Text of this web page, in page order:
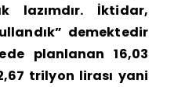
lazımdır. İktidar,
demektedir
planlanan 16,03
trilyon lirası yani